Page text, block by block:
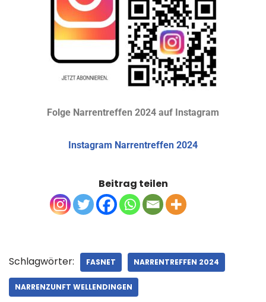
Folge Narrentreffen 2024 auf Instagram
Instagram Narrentreffen 2024
Beitrag teilen
Schlagwörter: FASNET NARRENTREFFEN 2024
NARRENZUNFT WELLENDINGEN